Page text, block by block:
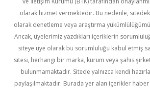
olarak hizmet vermektedir. Bu nedenle,
olarak denetleme veya araştırma
Ancak, üyelerimiz yazdıkları içeriklerin
siteye üye olarak bu sorumluluğu kabul etmiş
sitesi, herhangi bir marka, kurum veya şahıs
bulunmamaktadır. Sitede yalnızca kendi
paylaşılmaktadır. Burada yer alan içerikler